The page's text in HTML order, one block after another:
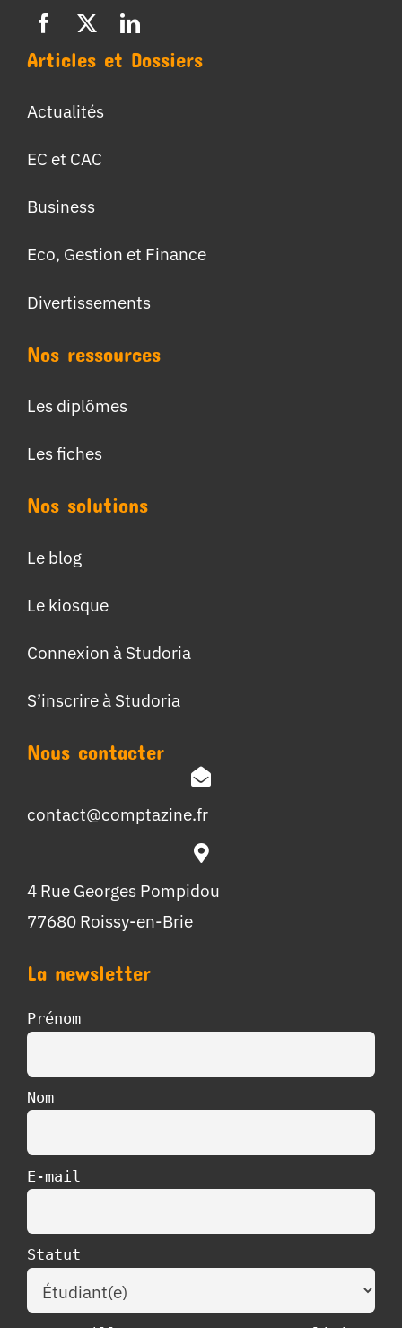
Articles et Dossiers
Actualités
EC et CAC
Business
Eco, Gestion et Finance
Divertissements
Nos ressources
Les diplômes
Les fiches
Nos solutions
Le blog
Le kiosque
Connexion à Studoria
S’inscrire à Studoria
Nous contacter
contact@comptazine.fr
4 Rue Georges Pompidou
77680 Roissy-en-Brie
La newsletter
Prénom
Nom
E-mail
Statut